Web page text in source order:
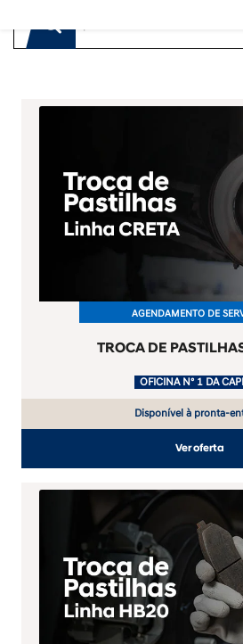
TROCA DE
AGENDAMENTO DE
Disponível à pronta-
Ver oferta